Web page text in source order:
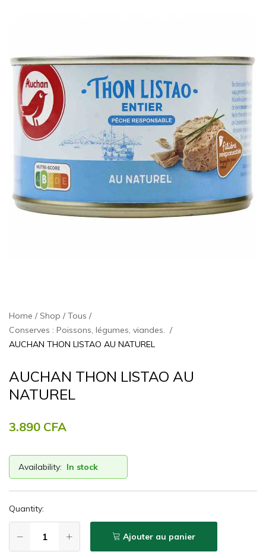
Home Shop
Tous
Conserves : Poissons, légumes, viandes.
AUCHAN THON LISTAO AU NATUREL
AUCHAN THON LISTAO AU
NATUREL
3.890 CFA
Availability: In stock
Quantity:
Ajouter au panier